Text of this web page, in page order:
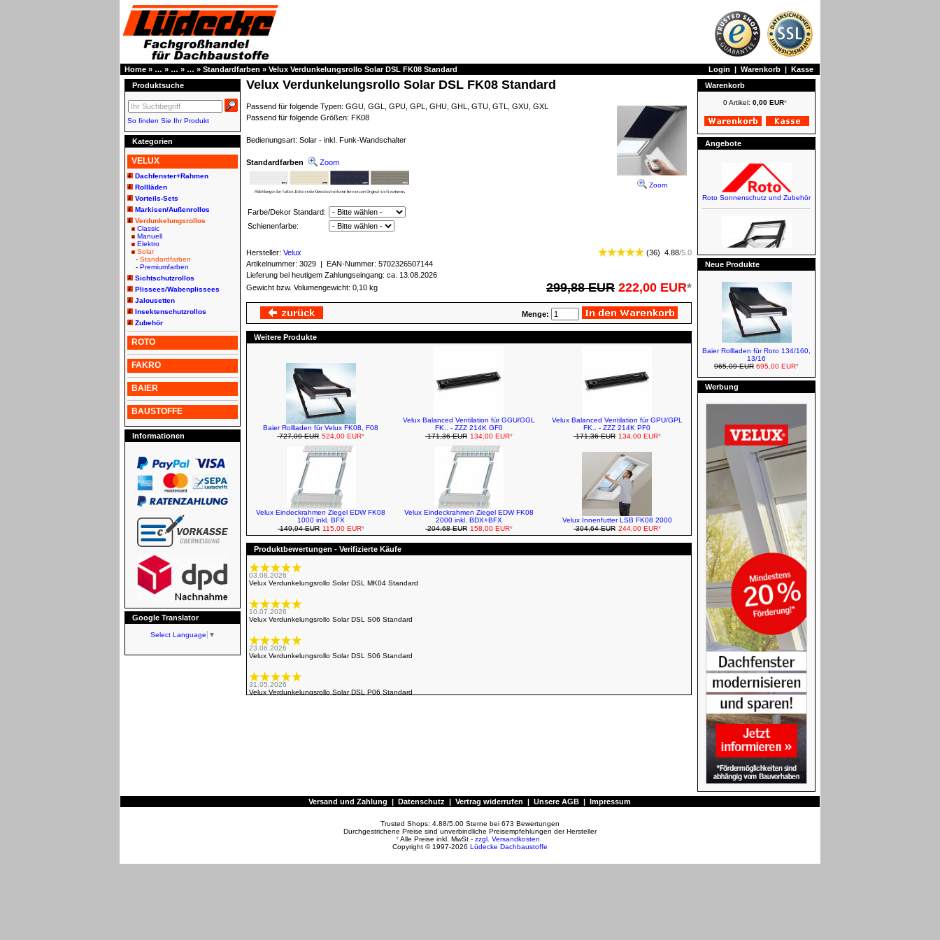
Home » … » … » … » Standardfarben » Velux Verdunkelungsrollo Solar DSL FK08 Standard Login | Warenkorb | Kasse
Produktsuche
So finden Sie Ihr Produkt
Kategorien
VELUX
Dachfenster+Rahmen
Rollläden
Vorteils-Sets
Markisen/Außenrollos
Verdunkelungsrollos
Classic
Manuell
Elektro
Solar
- Standardfarben
- Premiumfarben
Sichtschutzrollos
Plissees/Wabenplissees
Jalousetten
Insektenschutzrollos
Zubehör
ROTO
FAKRO
BAIER
BAUSTOFFE
Informationen
Google Translator
Select Language ▼
Velux Verdunkelungsrollo Solar DSL FK08 Standard
Zoom
Passend für folgende Typen: GGU, GGL, GPU, GPL, GHU, GHL, GTU, GTL, GXU, GXL
Passend für folgende Größen: FK08
Bedienungsart: Solar - inkl. Funk-Wandschalter
Standardfarben Zoom
Farbe/Dekor Standard:
Schienenfarbe:
Hersteller: Velux (36) 4.88/5.0
Artikelnummer: 3029 | EAN-Nummer: 5702326507144
Lieferung bei heutigem Zahlungseingang: ca. 13.08.2026
Gewicht bzw. Volumengewicht: 0,10 kg
299,88 EUR 222,00 EUR*
Menge:
Weitere Produkte
Baier Rollladen für Velux FK08, F08
727,09 EUR 524,00 EUR*
Velux Balanced Ventilation für GGU/GGL
FK.. - ZZZ 214K GF0
171,36 EUR 134,00 EUR*
Velux Balanced Ventilation für GPU/GPL
FK.. - ZZZ 214K PF0
171,36 EUR 134,00 EUR*
Velux Eindeckrahmen Ziegel EDW FK08
1000 inkl. BFX
149,94 EUR 115,00 EUR*
Velux Eindeckrahmen Ziegel EDW FK08
2000 inkl. BDX+BFX
204,68 EUR 158,00 EUR*
Velux Innenfutter LSB FK08 2000
304,64 EUR 244,00 EUR*
Produktbewertungen - Verifizierte Käufe
03.08.2026
Velux Verdunkelungsrollo Solar DSL MK04 Standard
10.07.2026
Velux Verdunkelungsrollo Solar DSL S06 Standard
23.06.2026
Velux Verdunkelungsrollo Solar DSL S06 Standard
31.05.2026
Velux Verdunkelungsrollo Solar DSL P06 Standard
Velux Verdunkelungsrollo Solar DSL F06 Standard
Velux Verdunkelungsrollo Solar DSL FK06 Standard
Warenkorb
0 Artikel: 0,00 EUR*
Angebote
Roto Sonnenschutz und Zubehör
Roto Verdunkelungsrollos -
Zubehör
Baustoffe
VELUX Schwingfenster
VELUX Dachfenster und
Eindeckrahmen
FAKRO Verdunkelungsrollos
Neue Produkte
Baier Rollladen für Roto 134/160,
13/16
965,09 EUR 695,00 EUR*
Werbung
Versand und Zahlung | Datenschutz | Vertrag widerrufen | Unsere AGB | Impressum
Trusted Shops: 4.88/5.00 Sterne bei 673 Bewertungen
Durchgestrichene Preise sind unverbindliche Preisempfehlungen der Hersteller
*Alle Preise inkl. MwSt - zzgl. Versandkosten
Copyright © 1997-2026 Lüdecke Dachbaustoffe